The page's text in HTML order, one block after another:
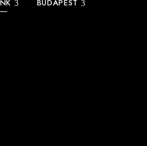
BUDAPEST